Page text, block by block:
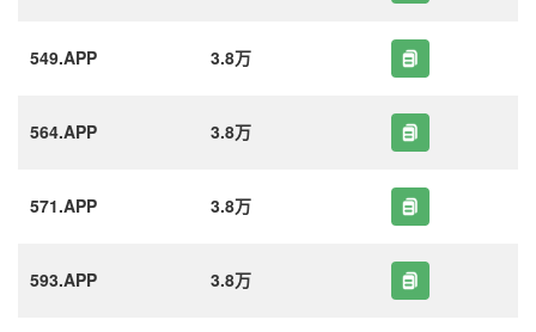
549.APP 3.8万
564.APP 3.8万
571.APP 3.8万
593.APP 3.8万